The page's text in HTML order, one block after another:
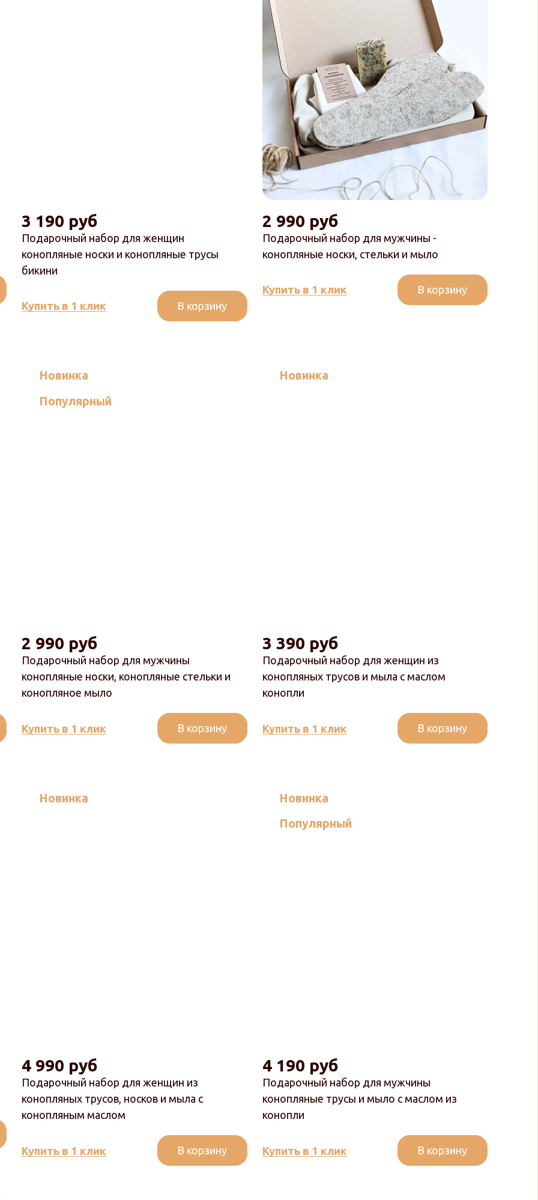
Подарочный набор для женщин
конопляные носки и конопляные трусы
бикини
3 190 руб
Купить в 1 клик В корзину
Подарочный набор для мужчины -
конопляные носки, стельки и мыло
2 990 руб
Купить в 1 клик В корзину
Новинка
Популярный
Подарочный набор для мужчины
конопляные носки, конопляные стельки и
конопляное мыло
2 990 руб
Купить в 1 клик В корзину
Новинка
Подарочный набор для женщин из
конопляных трусов и мыла с маслом
конопли
3 390 руб
Купить в 1 клик В корзину
Новинка
Подарочный набор для женщин из
конопляных трусов, носков и мыла с
конопляным маслом
4 990 руб
Купить в 1 клик В корзину
Новинка
Популярный
Подарочный набор для мужчины
конопляные трусы и мыло с маслом из
конопли
4 190 руб
Купить в 1 клик В корзину